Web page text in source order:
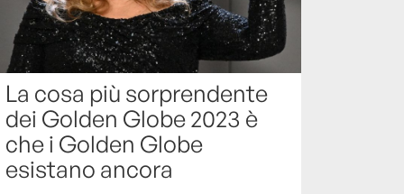
La cosa più sorprendente
dei Golden Globe 2023 è
che i Golden Globe
esistano ancora